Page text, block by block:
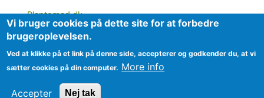
Plantemad.dk
PCRM.org
Vi bruger cookies på dette site for at forbedre
brugeroplevelsen.
Ved at klikke på et link på denne side, accepterer og godkender du, at vi
sætter cookies på din computer. More info
Accepter Nej tak